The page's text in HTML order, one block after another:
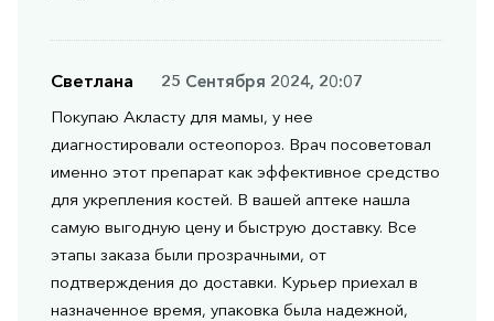
Светлана
25 Сентября 2024, 20:07
Покупаю Акласту для мамы, у нее
диагностировали остеопороз. Врач посоветовал
именно этот препарат как эффективное средство
для укрепления костей. В вашей аптеке нашла
самую выгодную цену и быструю доставку. Все
этапы заказа были прозрачными, от
подтверждения до доставки. Курьер приехал в
назначенное время, упаковка была надежной,